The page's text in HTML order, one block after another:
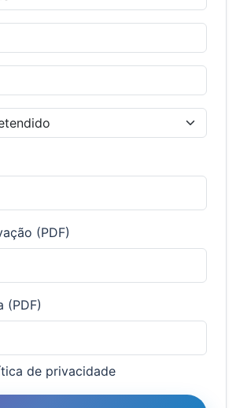
(PDF)
(PDF)
de privacidade